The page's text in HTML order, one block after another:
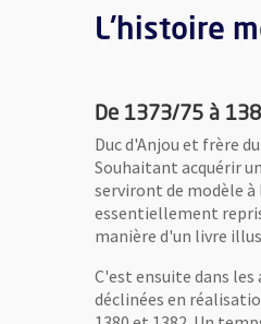
L'histoire
De 1373/75 à
Duc d'Anjou et frère
Souhaitant acquérir
serviront de modèle
essentiellement
manière d'un livre
C'est ensuite dans
déclinées en